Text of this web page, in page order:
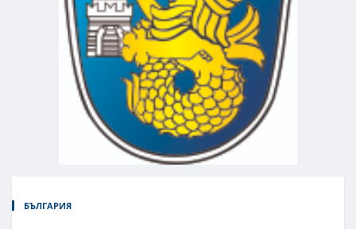
БЪЛГАРИЯ